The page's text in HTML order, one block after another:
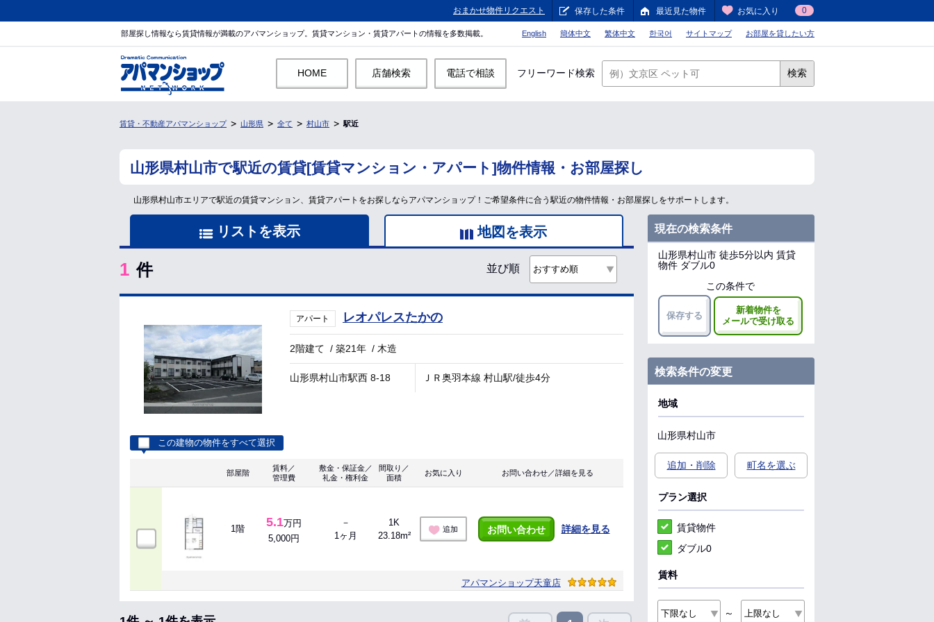
おまかせ物件リクエスト 保存した条件 最近見た物件 お気に入り 0
部屋探し情報なら賃貸情報が満載のアパマンショップ。賃貸マンション・賃貸アパートの情報を多数掲載。 English 簡体中文 繁体中文 한국어 サイトマップ お部屋を貸したい方
HOME 店舗検索 電話で相談 フリーワード検索 検索
賃貸・不動産アパマンショップ 山形県 全て 村山市 駅近
山形県村山市で駅近の賃貸[賃貸マンション・アパート]物件情報・お部屋探し
山形県村山市エリアで駅近の賃貸マンション、賃貸アパートをお探しならアパマンショップ！ご希望条件に合う駅近の物件情報・お部屋探しをサポートします。
リストを表示 地図を表示
1 件 並び順
アパート レオパレスたかの
2階建て /築21年 / 木造
山形県村山市駅西 8-18 ＪＲ奥羽本線 村山駅/徒歩4分
この建物の物件をすべて選択
部屋階
賃料／
管理費
敷金・保証金／
礼金・権利金
間取り／
面積
お気に入り お問い合わせ／詳細を見る
1階 5.1万円
5,000円
－
1ヶ月
1K
23.18m²
追加 お問い合わせ 詳細を見る
アパマンショップ天童店
現在の検索条件
山形県村山市 徒歩5分以内 賃貸
物件 ダブル0
この条件で
保存する
新着物件を
メールで受け取る
検索条件の変更
地域
山形県村山市
追加・削除 町名を選ぶ
プラン選択
賃貸物件
ダブル0
賃料
～